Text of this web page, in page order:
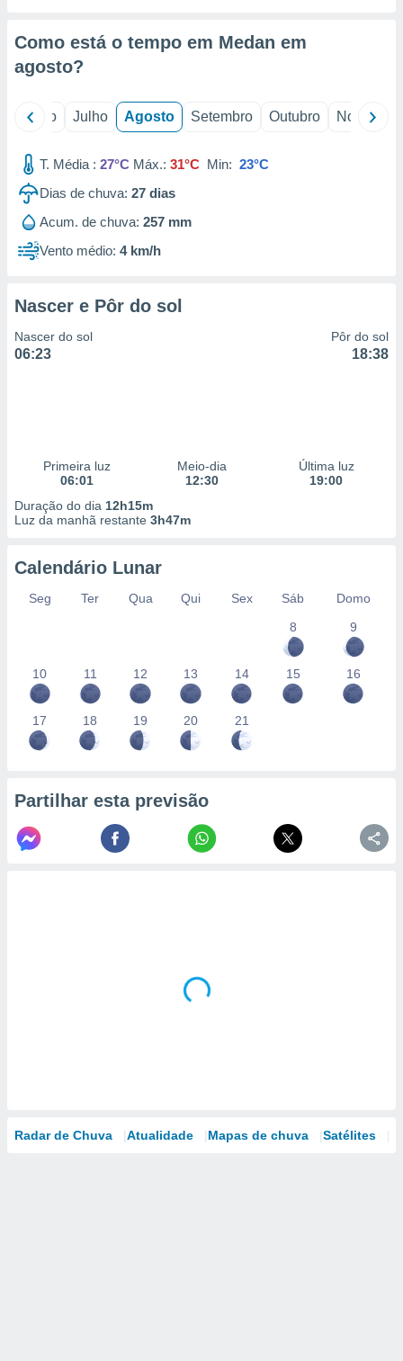
através
estudos
de
Como está o tempo em Medan em
agosto?
Junho Julho Agosto Setembro Outubro Novembro
T. Média : 27°C Máx.: 31°C Min: 23°C
Dias de chuva: 27 dias
Acum. de chuva: 257 mm
Vento médio: 4 km/h
Nascer e Pôr do sol
Nascer do sol
06:23
Pôr do sol
18:38
Primeira luz
06:01
Meio-dia
12:30
Última luz
19:00
Duração do dia 12h15m
Luz da manhã restante 3h47m
Calendário Lunar
Seg Ter Qua Qui Sex Sáb
Domo
8
9
10 11 12 13 14 15 16
17 18 19 20 21
Partilhar esta previsão
Radar de Chuva Atualidade Mapas de chuva Satélites